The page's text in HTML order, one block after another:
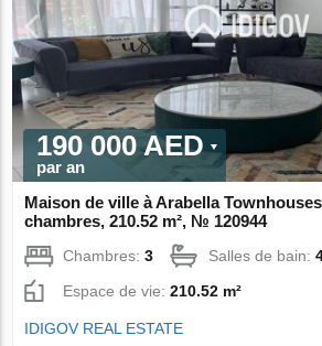
190 000 AED
par an
Maison de ville à Arabella
chambres, 210.52 m², № 120944
Chambres:3 Salles de bain:
Espace de vie:210.52 m²
IDIGOV REAL ESTATE